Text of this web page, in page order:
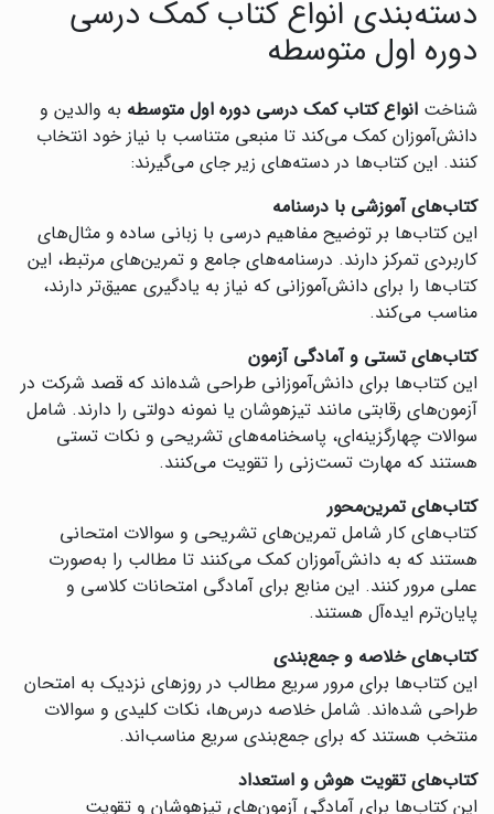
دسته‌بندی انواع کتاب کمک درسی
دوره اول متوسطه
شناخت انواع کتاب کمک درسی دوره اول متوسطه به والدین و
دانش‌آموزان کمک می‌کند تا منبعی متناسب با نیاز خود انتخاب
کنند. این کتاب‌ها در دسته‌های زیر جای می‌گیرند:
کتاب‌های آموزشی با درسنامه
این کتاب‌ها بر توضیح مفاهیم درسی با زبانی ساده و مثال‌های
کاربردی تمرکز دارند. درسنامه‌های جامع و تمرین‌های مرتبط، این
کتاب‌ها را برای دانش‌آموزانی که نیاز به یادگیری عمیق‌تر دارند،
مناسب می‌کند.
کتاب‌های تستی و آمادگی آزمون
این کتاب‌ها برای دانش‌آموزانی طراحی شده‌اند که قصد شرکت در
آزمون‌های رقابتی مانند تیزهوشان یا نمونه دولتی را دارند. شامل
سوالات چهارگزینه‌ای، پاسخنامه‌های تشریحی و نکات تستی
هستند که مهارت تست‌زنی را تقویت می‌کنند.
کتاب‌های تمرین‌محور
کتاب‌های کار شامل تمرین‌های تشریحی و سوالات امتحانی
هستند که به دانش‌آموزان کمک می‌کنند تا مطالب را به‌صورت
عملی مرور کنند. این منابع برای آمادگی امتحانات کلاسی و
پایان‌ترم ایده‌آل هستند.
کتاب‌های خلاصه و جمع‌بندی
این کتاب‌ها برای مرور سریع مطالب در روزهای نزدیک به امتحان
طراحی شده‌اند. شامل خلاصه درس‌ها، نکات کلیدی و سوالات
منتخب هستند که برای جمع‌بندی سریع مناسب‌اند.
کتاب‌های تقویت هوش و استعداد
این کتاب‌ها برای آمادگی آزمون‌های تیزهوشان و تقویت